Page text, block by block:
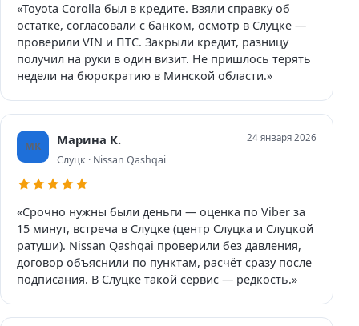
«Toyota Corolla был в кредите. Взяли справку об
остатке, согласовали с банком, осмотр в Слуцке —
проверили VIN и ПТС. Закрыли кредит, разницу
получил на руки в один визит. Не пришлось терять
недели на бюрократию в Минской области.»
МК Марина К.
Слуцк · Nissan Qashqai
24 января 2026
«Срочно нужны были деньги — оценка по Viber за
15 минут, встреча в Слуцке (центр Слуцка и Слуцкой
ратуши). Nissan Qashqai проверили без давления,
договор объяснили по пунктам, расчёт сразу после
подписания. В Слуцке такой сервис — редкость.»